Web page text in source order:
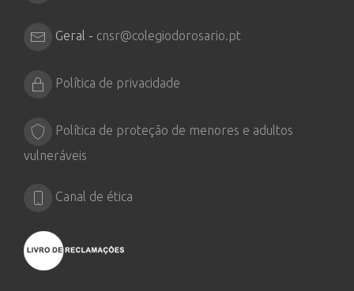
Geral - cnsr@colegiodorosario.pt
Política de privacidade
Política de proteção de menores e adultos
vulneráveis
Canal de ética